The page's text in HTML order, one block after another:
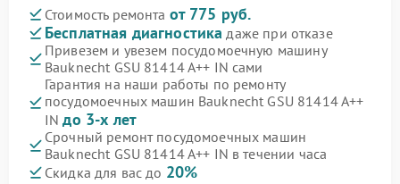
Стоимость ремонта от 775 руб.
Бесплатная диагностика даже при отказе
Привезем и увезем посудомоечную машину
Bauknecht GSU 81414 A++ IN сами
Гарантия на наши работы по ремонту
посудомоечных машин Bauknecht GSU 81414 A++
INдо 3-х лет
Срочный ремонт посудомоечных машин
Bauknecht GSU 81414 A++ IN в течении часа
Скидка для вас до 20%